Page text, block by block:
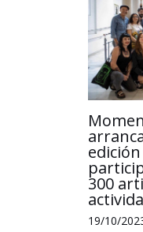
300
19/10/